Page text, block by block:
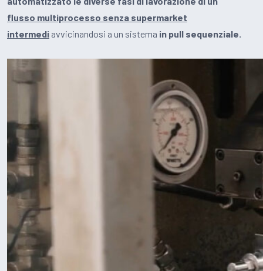
flusso multiprocesso senza supermarket
intermedi avvicinandosi a un sistema in pull sequenziale.